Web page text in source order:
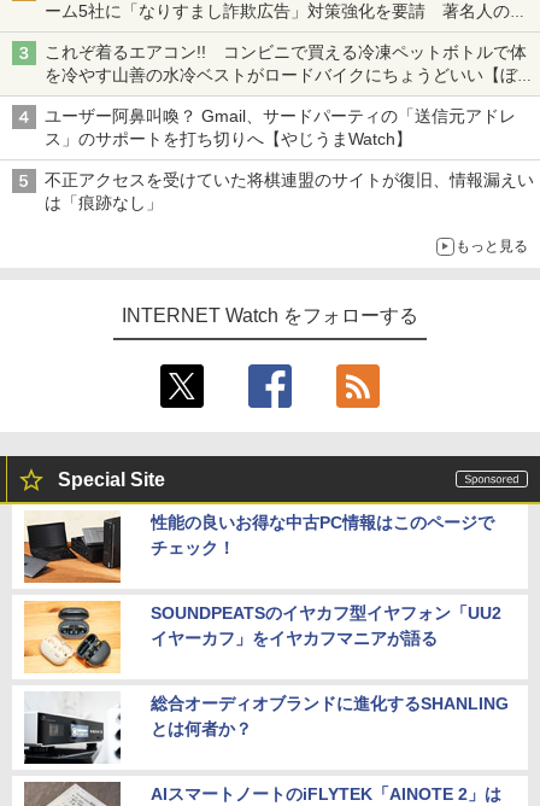
ーム5社に「なりすまし詐欺広告」対策強化を要請 著名人の写
真や映像を使った投資詐欺などへの対策として
これぞ着るエアコン!! コンビニで買える冷凍ペットボトルで体
を冷やす山善の水冷ベストがロードバイクにちょうどいい【ぼっ
ち・ざ・ろーど！その14】【空いた時間でなにしてる？】
ユーザー阿鼻叫喚？ Gmail、サードパーティの「送信元アドレ
ス」のサポートを打ち切りへ【やじうまWatch】
不正アクセスを受けていた将棋連盟のサイトが復旧、情報漏えい
は「痕跡なし」
もっと見る
INTERNET Watch をフォローする
Special Site
性能の良いお得な中古PC情報はこのページで
チェック！
SOUNDPEATSのイヤカフ型イヤフォン「UU2
イヤーカフ」をイヤカフマニアが語る
総合オーディオブランドに進化するSHANLING
とは何者か？
AIスマートノートのiFLYTEK「AINOTE 2」は